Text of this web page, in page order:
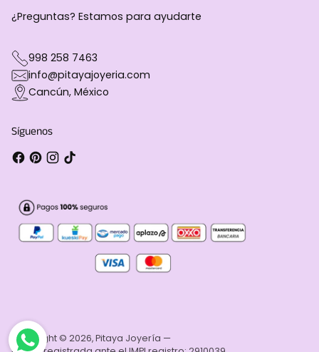
¿Preguntas? Estamos para ayudarte
998 258 7463
info@pitayajoyeria.com
Cancún, México
Síguenos
Copyright © 2026,Pitaya Joyería —